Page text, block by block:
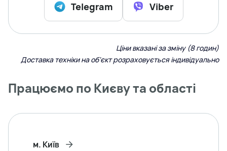
Telegram Viber
Ціни вказані за зміну (8 годин)
Доставка техніки на об'єкт розраховується індивідуально
Працюємо по Києву та області
м. Київ